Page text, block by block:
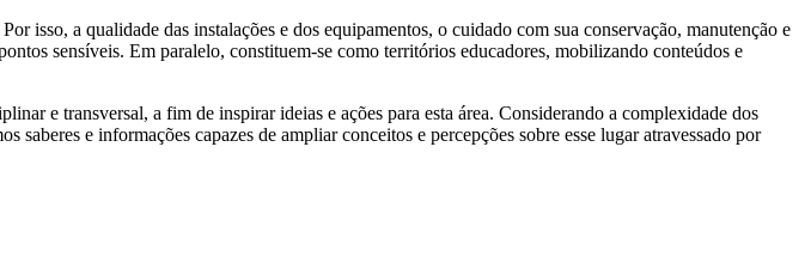
isso, a qualidade das instalações e dos equipamentos, o cuidado com sua conservação, manutenção e
sensíveis. Em paralelo, constituem-se como territórios educadores, mobilizando conteúdos e
e transversal, a fim de inspirar ideias e ações para esta área. Considerando a complexidade dos
e informações capazes de ampliar conceitos e percepções sobre esse lugar atravessado por